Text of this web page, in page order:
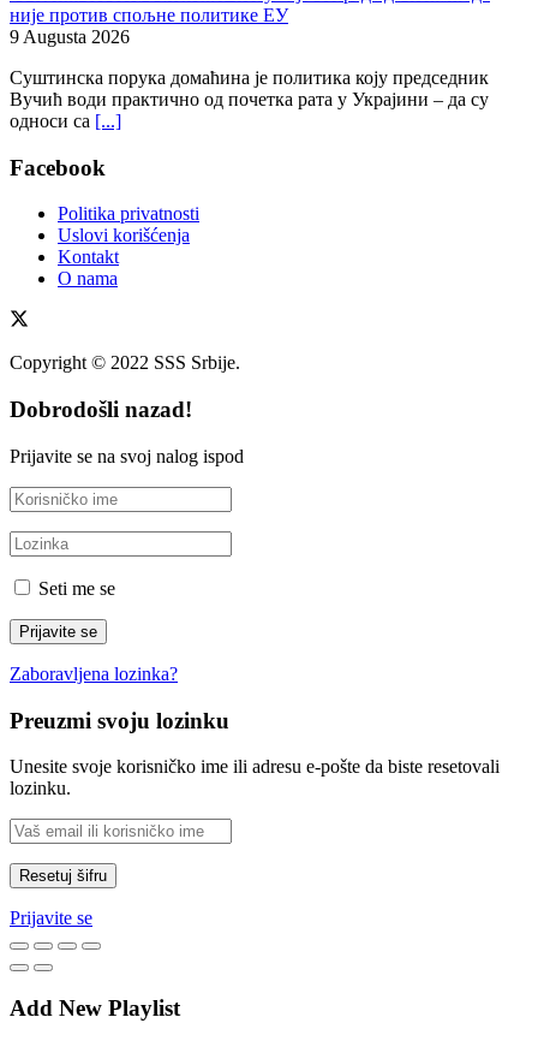
није против спољне политике ЕУ
9 Augusta 2026
Суштинска порука домаћина је политика коју председник
Вучић води практично од почетка рата у Украјини – да су
односи са [...]
Facebook
Politika privatnosti
Uslovi korišćenja
Kontakt
O nama
Copyright © 2022 SSS Srbije.
Dobrodošli nazad!
Prijavite se na svoj nalog ispod
Seti me se
Zaboravljena lozinka?
Preuzmi svoju lozinku
Unesite svoje korisničko ime ili adresu e-pošte da biste resetovali
lozinku.
Prijavite se
Add New Playlist